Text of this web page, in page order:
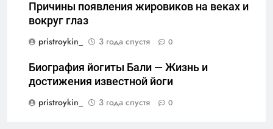
Причины появления жировиков на веках и
вокруг глаз
pristroykin_
3 года спустя 0
Биография йогиты Бали — Жизнь и
достижения известной йоги
pristroykin_
3 года спустя 0